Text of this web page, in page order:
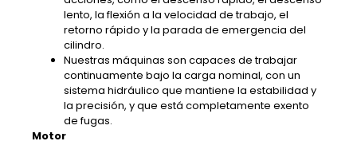
lento, la flexión a la velocidad de trabajo, el
retorno rápido y la parada de emergencia del
cilindro.
Nuestras máquinas son capaces de trabajar
continuamente bajo la carga nominal, con un
sistema hidráulico que mantiene la estabilidad y
la precisión, y que está completamente exento
de fugas.
Motor